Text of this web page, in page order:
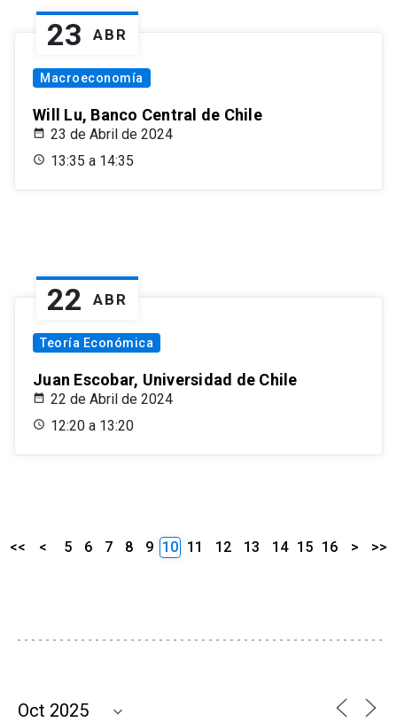
23 ABR
Macroeconomía
Will Lu, Banco Central de Chile
23 de Abril de 2024
13:35 a 14:35
22 ABR
Teoría Económica
Juan Escobar, Universidad de Chile
22 de Abril de 2024
12:20 a 13:20
<< < 5 6 7 8 9 10 11 12 13 14 15 16 > >>